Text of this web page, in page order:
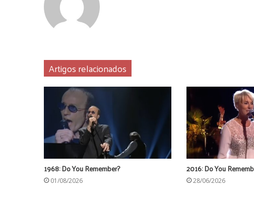
Artigos relacionados
1968: Do You Remember?
01/08/2026
2016: Do You
28/06/2026